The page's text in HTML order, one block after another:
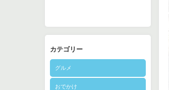
カテゴリー
グルメ
おでかけ